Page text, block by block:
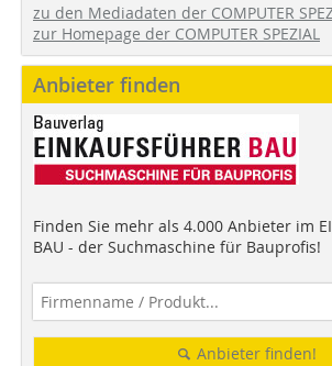
zu den Mediadaten der COMPUTER
zur Homepage der COMPUTER SPEZIAL
Anbieter finden
Finden Sie mehr als 4.000 Anbieter im
BAU - der Suchmaschine für Bauprofis!
Anbieter finden!